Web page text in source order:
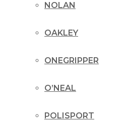
NOLAN
OAKLEY
ONEGRIPPER
O’NEAL
POLISPORT